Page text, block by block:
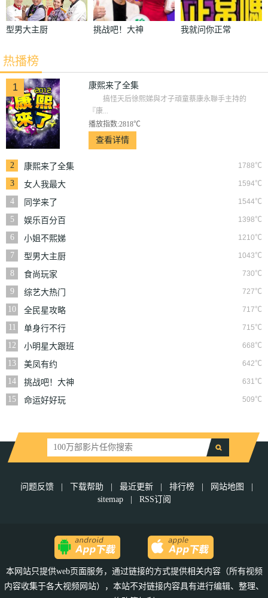
型男大主厨 挑战吧！大神
我就问你正常
热播榜
1 康熙来了全集
搞怪天后徐熙娣與才子頑童蔡康永聯手主持的
『康...
播放指数:2818℃
查看详情
2 1788℃
康熙来了全集
3
1594℃
女人我最大
4
1544℃
同学来了
5
1398℃
娱乐百分百
6
1210℃
小姐不熙娣
7
1043℃
型男大主厨
8
730℃
食尚玩家
9
727℃
综艺大热门
10
717℃
全民星攻略
11
715℃
单身行不行
12
668℃
小明星大跟班
13
642℃
美凤有约
14
631℃
挑战吧！大神
15
509℃
命运好好玩
问题反馈 下载帮助 最近更新 排行榜 网站地图
sitemap
RSS订阅
本网站只提供web页面服务，通过链接的方式提供相关内容（所有视频
内容收集于各大视频网站），本站不对链接内容具有进行编辑、整理、